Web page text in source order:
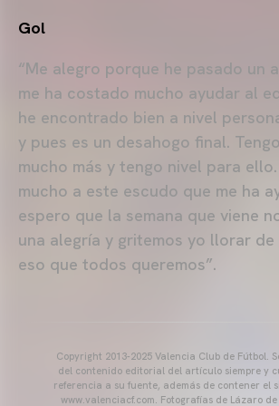
Gol
“Me alegro porque he pasado un
me ha costado mucho ayudar al
he encontrado bien a nivel
y pues es un desahogo final.
mucho más y tengo nivel para
mucho a este escudo que me ha
espero que la semana que viene
una alegría y gritemos yo llorar
eso que todos queremos”.
Copyright 2013-2025 Valencia Club de Fútbol.
del contenido editorial del artículo siempre y
referencia a su fuente, además de contener el
www.valenciacf.com. Fotografías de Lázaro